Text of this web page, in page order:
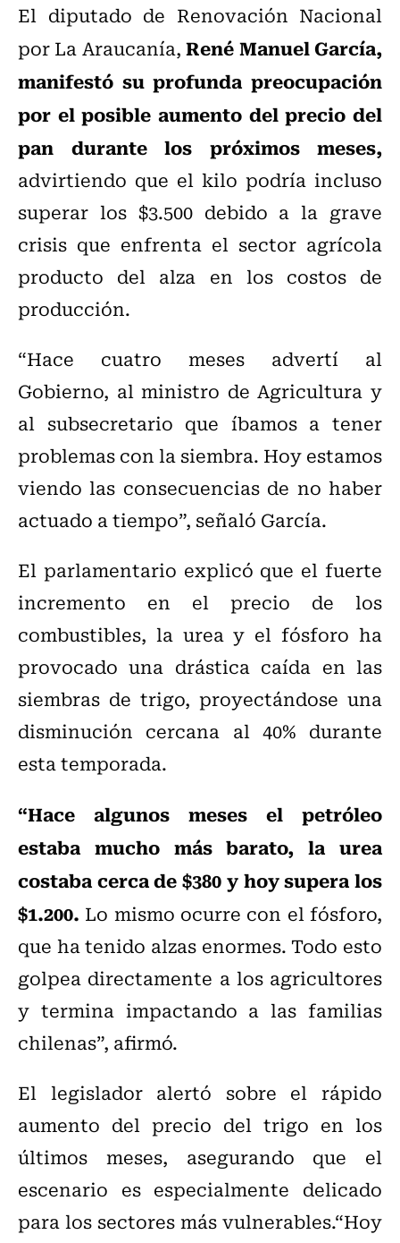
El diputado de Renovación Nacional
por La Araucanía,René Manuel García,
manifestó su profunda preocupación
por el posible aumento del precio del
pan durante los próximos meses,
advirtiendo que el kilo podría incluso
superar los $3.500 debido a la grave
crisis que enfrenta el sector agrícola
producto del alza en los costos de
producción.
“Hace cuatro meses advertí al
Gobierno, al ministro de Agricultura y
al subsecretario que íbamos a tener
problemas con la siembra. Hoy estamos
viendo las consecuencias de no haber
actuado a tiempo”, señaló García.
El parlamentario explicó que el fuerte
incremento en el precio de los
combustibles, la urea y el fósforo ha
provocado una drástica caída en las
siembras de trigo, proyectándose una
disminución cercana al 40% durante
esta temporada.
“Hace algunos meses el petróleo
estaba mucho más barato, la urea
costaba cerca de $380 y hoy supera los
$1.200. Lo mismo ocurre con el fósforo,
que ha tenido alzas enormes. Todo esto
golpea directamente a los agricultores
y termina impactando a las familias
chilenas”, afirmó.
El legislador alertó sobre el rápido
aumento del precio del trigo en los
últimos meses, asegurando que el
escenario es especialmente delicado
para los sectores más vulnerables.“Hoy